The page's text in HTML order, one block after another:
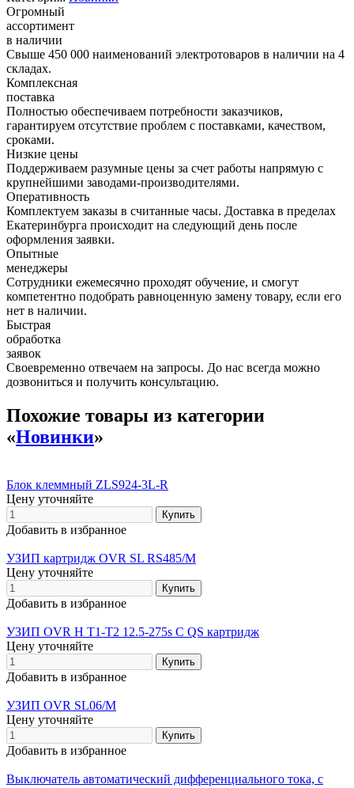
Огромный
ассортимент
в наличии
Свыше 450 000 наименований электротоваров в наличии на 4
складах.
Комплексная
поставка
Полностью обеспечиваем потребности заказчиков,
гарантируем отсутствие проблем с поставками, качеством,
сроками.
Низкие цены
Поддерживаем разумные цены за счет работы напрямую с
крупнейшими заводами-производителями.
Оперативность
Комплектуем заказы в считанные часы. Доставка в пределах
Екатеринбурга происходит на следующий день после
оформления заявки.
Опытные
менеджеры
Сотрудники ежемесячно проходят обучение, и смогут
компетентно подобрать равноценную замену товару, если его
нет в наличии.
Быстрая
обработка
заявок
Своевременно отвечаем на запросы. До нас всегда можно
дозвониться и получить консультацию.
Похожие товары из категории
«Новинки»
Блок клеммный ZLS924-3L-R
Цену уточняйте
Добавить в избранное
УЗИП картридж OVR SL RS485/M
Цену уточняйте
Добавить в избранное
УЗИП OVR H T1-T2 12.5-275s C QS картридж
Цену уточняйте
Добавить в избранное
УЗИП OVR SL06/M
Цену уточняйте
Добавить в избранное
Выключатель автоматический дифференциального тока, с